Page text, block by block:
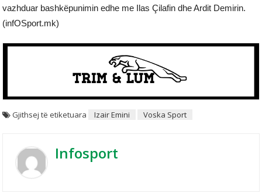
vazhduar bashkëpunimin edhe me Ilas Çilafin dhe Ardit Demirin.
(infOSport.mk)
Gjithsej të etiketuara Izair Emini Voska Sport
Infosport